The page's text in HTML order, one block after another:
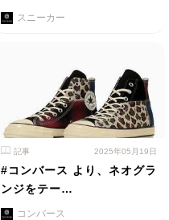
スニーカー
記事 2025年05月19日
#コンバース より、ネオグラ
ンジをテー…
コンバース